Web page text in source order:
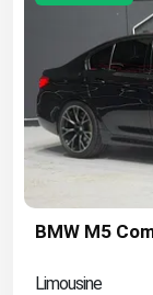
BMW M5
Limousine